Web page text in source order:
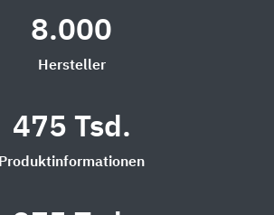
8.000
Hersteller
475 Tsd.
Produktinformationen